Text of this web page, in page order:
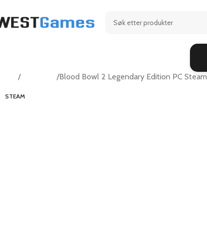
Simulation Blood Bowl 2 Legendary Edition PC Steam
STEAM